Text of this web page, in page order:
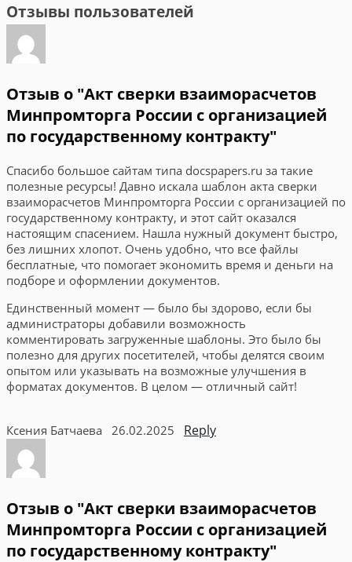
Отзывы пользователей
Отзыв о "Акт сверки взаиморасчетов
Минпромторга России с организацией
по государственному контракту"
Спасибо большое сайтам типа docspapers.ru за такие
полезные ресурсы! Давно искала шаблон акта сверки
взаиморасчетов Минпромторга России с организацией по
государственному контракту, и этот сайт оказался
настоящим спасением. Нашла нужный документ быстро,
без лишних хлопот. Очень удобно, что все файлы
бесплатные, что помогает экономить время и деньги на
подборе и оформлении документов.
Единственный момент — было бы здорово, если бы
администраторы добавили возможность
комментировать загруженные шаблоны. Это было бы
полезно для других посетителей, чтобы делятся своим
опытом или указывать на возможные улучшения в
форматах документов. В целом — отличный сайт!
Ксения Батчаева 26.02.2025 Reply
Отзыв о "Акт сверки взаиморасчетов
Минпромторга России с организацией
по государственному контракту"